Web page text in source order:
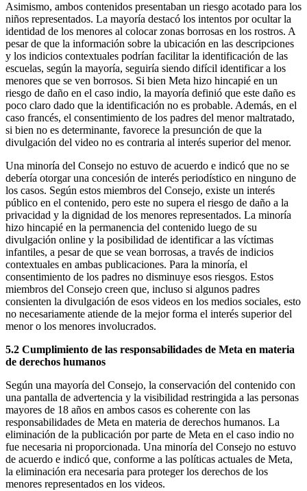
Asimismo, ambos contenidos presentaban un riesgo acotado para los
niños representados. La mayoría destacó los intentos por ocultar la
identidad de los menores al colocar zonas borrosas en los rostros. A
pesar de que la información sobre la ubicación en las descripciones
y los indicios contextuales podrían facilitar la identificación de las
escuelas, según la mayoría, seguiría siendo difícil identificar a los
menores que se ven borrosos. Si bien Meta hizo hincapié en un
riesgo de daño en el caso indio, la mayoría definió que este daño es
poco claro dado que la identificación no es probable. Además, en el
caso francés, el consentimiento de los padres del menor maltratado,
si bien no es determinante, favorece la presunción de que la
divulgación del video no es contraria al interés superior del menor.
Una minoría del Consejo no estuvo de acuerdo e indicó que no se
debería otorgar una concesión de interés periodístico en ninguno de
los casos. Según estos miembros del Consejo, existe un interés
público en el contenido, pero este no supera el riesgo de daño a la
privacidad y la dignidad de los menores representados. La minoría
hizo hincapié en la permanencia del contenido luego de su
divulgación online y la posibilidad de identificar a las víctimas
infantiles, a pesar de que se vean borrosas, a través de indicios
contextuales en ambas publicaciones. Para la minoría, el
consentimiento de los padres no disminuye esos riesgos. Estos
miembros del Consejo creen que, incluso si algunos padres
consienten la divulgación de esos videos en los medios sociales, esto
no necesariamente atiende de la mejor forma el interés superior del
menor o los menores involucrados.
5.2 Cumplimiento de las responsabilidades de Meta en materia
de derechos humanos
Según una mayoría del Consejo, la conservación del contenido con
una pantalla de advertencia y la visibilidad restringida a las personas
mayores de 18 años en ambos casos es coherente con las
responsabilidades de Meta en materia de derechos humanos. La
eliminación de la publicación por parte de Meta en el caso indio no
fue necesaria ni proporcionada. Una minoría del Consejo no estuvo
de acuerdo e indicó que, conforme a las políticas actuales de Meta,
la eliminación era necesaria para proteger los derechos de los
menores representados en los videos.